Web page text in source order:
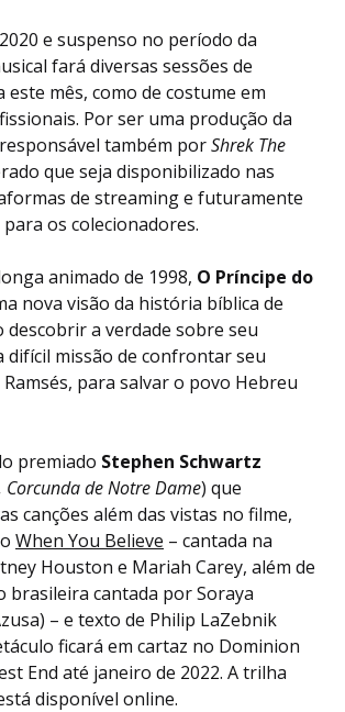
e suspenso no período da
fará diversas sessões de
este mês, como de costume em
Por ser uma produção da
também porShrek The
que seja disponibilizado nas
de streaming e futuramente
os colecionadores.
animado de 1998, O Príncipe do
nova visão da história bíblica de
descobrir a verdade sobre seu
difícil missão de confrontar seu
para salvar o povo Hebreu
premiado Stephen Schwartz
Corcunda de Notre Dame) que
canções além das vistas no filme,
When You Believe – cantada na
Houston e Mariah Carey, além de
brasileira cantada por Soraya
– e texto de Philip LaZebnik
ficará em cartaz no Dominion
End até janeiro de 2022. A trilha
disponível online.